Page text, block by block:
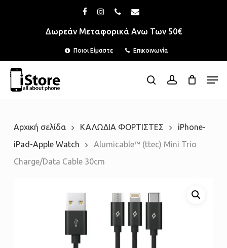
facebookinstagramphoneemail
Δωρεάν Μεταφορικά Ανω Των 50€
Ποιοι Είμαστε Επικοινωνία
searchaccount
Αρχική σελίδα ΚΑΛΩΔΙΑ ΦΟΡΤΙΣΤΕΣ
iPhone-
iPad-Apple Watch
Alumicable™ (ttec) Mini Trio
Charge/Data Cable 30cm